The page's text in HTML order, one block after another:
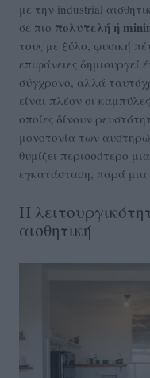
με την industrial
σε πιο πολυτελή ή
τους με ξύλο, φυσική
επιφάνειες δημιουργεί
σύγχρονο, αλλά
είναι πλέον οι
οποίες δίνουν
μονοτονία των
θυμίζει περισσότερο
εγκατάσταση, παρά μια
Η
αισθητική